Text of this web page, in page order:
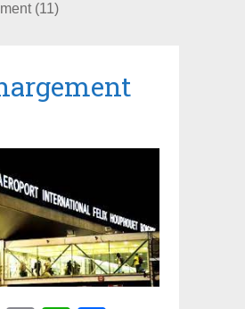
(11)